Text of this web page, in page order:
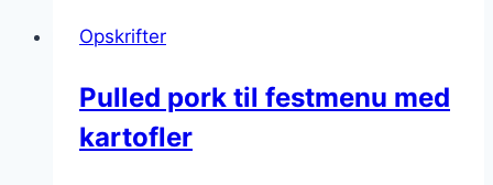
Opskrifter
Pulled pork til festmenu med
kartofler